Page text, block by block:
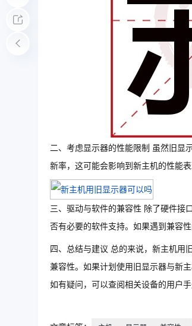
二、考虑显示器的性能限制 虽然旧显
新率，这可能会影响到新主机的性能
三、驱动与软件的兼容性 除了硬件接
否有必要的软件支持。如果遇到兼容
四、总结与建议 总的来说，新主机用
兼容性。如果计划使用旧显示器与新
如有疑问，可以查阅相关设备的用户